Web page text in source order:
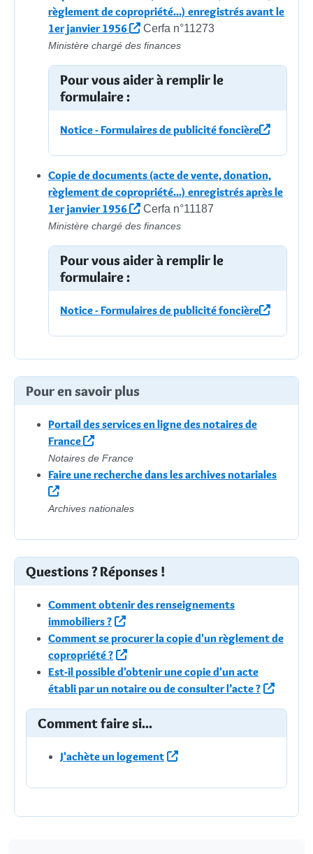
règlement de copropriété...) enregistrés avant le
1er janvier 1956
Cerfa n°11273
Ministère chargé des finances
Pour vous aider à remplir le
formulaire :
Notice - Formulaires de publicité foncière
Copie de documents (acte de vente, donation,
règlement de copropriété...) enregistrés après le
1er janvier 1956
Cerfa n°11187
Ministère chargé des finances
Pour vous aider à remplir le
formulaire :
Notice - Formulaires de publicité foncière
Pour en savoir plus
Portail des services en ligne des notaires de
France
Notaires de France
Faire une recherche dans les archives notariales
Archives nationales
Questions ? Réponses !
Comment obtenir des renseignements
immobiliers ?
Comment se procurer la copie d'un règlement de
copropriété ?
Est-il possible d'obtenir une copie d'un acte
établi par un notaire ou de consulter l’acte ?
Comment faire si...
J'achète un logement